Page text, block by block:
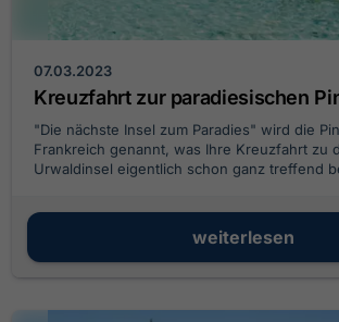
07.03.2023
Kreuzfahrt zur paradiesischen
"Die nächste Insel zum Paradies" wird die
Frankreich genannt, was Ihre Kreuzfahrt zu
Urwaldinsel eigentlich schon ganz treffend
weiterlesen